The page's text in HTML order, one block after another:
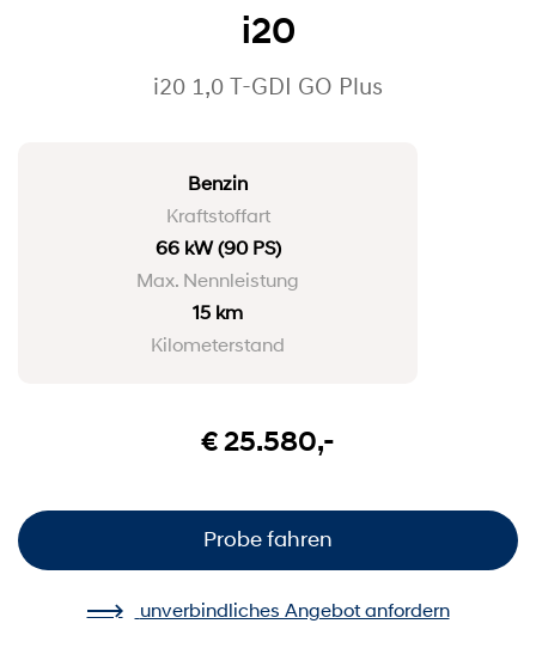
i20
i20 1,0 T-GDI GO Plus
Benzin
Kraftstoffart
66 kW (90 PS)
Max. Nennleistung
15 km
Kilometerstand
€ 25.580,-
Probe fahren
unverbindliches Angebot anfordern